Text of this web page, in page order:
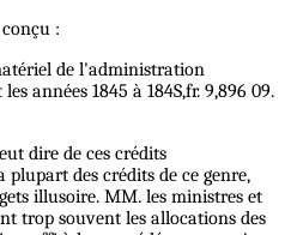
:
de l'administration
années 1845 à 184S,fr. 9,896 09.
dire de ces crédits
plupart des crédits de ce genre,
illusoire. MM. les ministres et
trop souvent les allocations des